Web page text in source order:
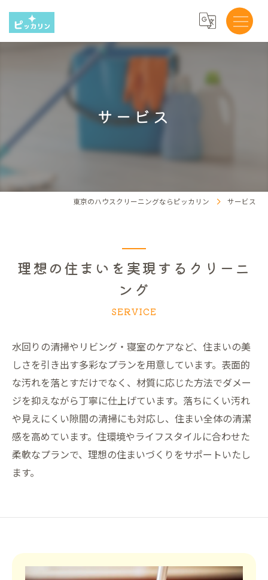
サービス
東京のハウスクリーニングならピッカリン サービス
理想の住まいを実現するクリーニ
ング
SERVICE
水回りの清掃やリビング・寝室のケアなど、住まいの美
しさを引き出す多彩なプランを用意しています。表面的
な汚れを落とすだけでなく、材質に応じた方法でダメー
ジを抑えながら丁寧に仕上げています。落ちにくい汚れ
や見えにくい隙間の清掃にも対応し、住まい全体の清潔
感を高めています。住環境やライフスタイルに合わせた
柔軟なプランで、理想の住まいづくりをサポートいたし
ます。